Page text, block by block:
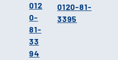
012
0-
81-
33
94
0120-81-
3395